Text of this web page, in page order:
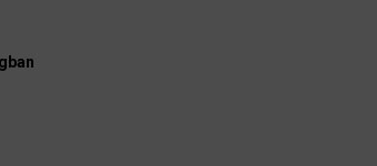
szabályok Németországban